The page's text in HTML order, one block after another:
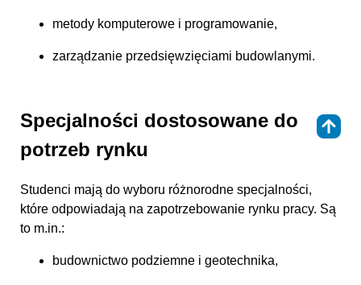
metody komputerowe i programowanie,
zarządzanie przedsięwzięciami budowlanymi.
Specjalności dostosowane do
potrzeb rynku
Studenci mają do wyboru różnorodne specjalności,
które odpowiadają na zapotrzebowanie rynku pracy. Są
to m.in.:
budownictwo podziemne i geotechnika,